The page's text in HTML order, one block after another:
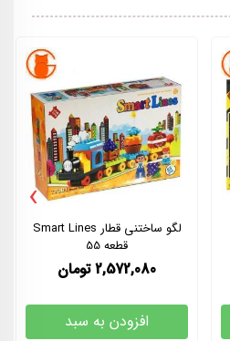
لگو ساختنی قطار Smart Lines
قطعه 55
2,572,080 تومان
افزودن به سبد
›